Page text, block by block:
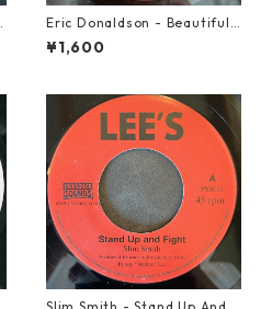
Eric Donaldson - Beautiful
Maiden【7-21788】
¥1,600
Slim Smith - Stand Up And F